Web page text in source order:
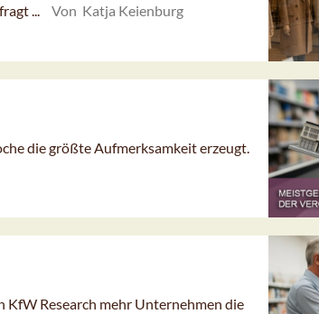
...
Von Katja Keienburg
die größte Aufmerksamkeit erzeugt.
KfW Research mehr Unternehmen die